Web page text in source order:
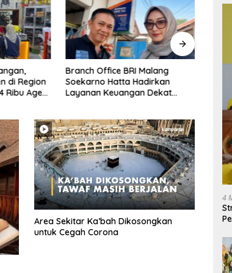
di Region
Ribu Agen
Branch Office BRI Malang
Soekarno Hatta Hadirkan
Layanan Keuangan Dekat
Area Sekitar Ka’bah Dikosongkan
untuk Cegah Corona
4